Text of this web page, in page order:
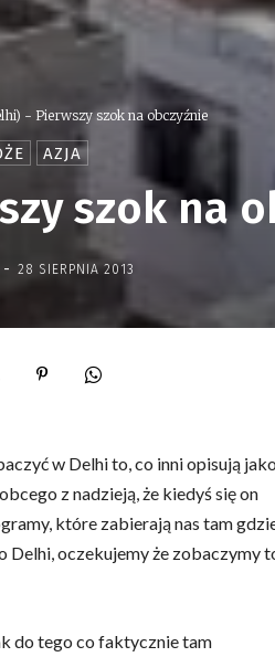
- Pierwszy szok na obczyźnie
AZJA
szok na
- 28 SIERPNIA 2013
w Delhi to, co inni opisują jako
z nadzieją, że kiedyś się on
które zabierają nas tam
Delhi, oczekujemy że zobaczymy
do tego co faktycznie tam